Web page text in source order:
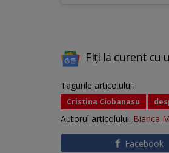
Fiți la curent cu
Tagurile articolului:
Cristina Ciobanasu
Autorul articolului: Bianca
Facebook